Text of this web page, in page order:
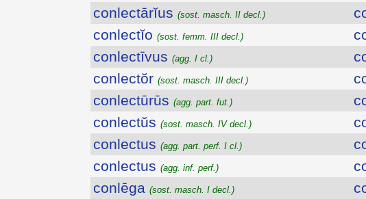
conlectārĭus (sost. masch. II decl.)
conlectĭo (sost. femm. III decl.)
conlectīvus (agg. I cl.)
conlectŏr (sost. masch. III decl.)
conlectūrūs (agg. part. fut.)
conlectŭs (sost. masch. IV decl.)
conlectus (agg. part. perf. I cl.)
conlectus (agg. inf. perf.)
conlēga (sost. masch. I decl.)